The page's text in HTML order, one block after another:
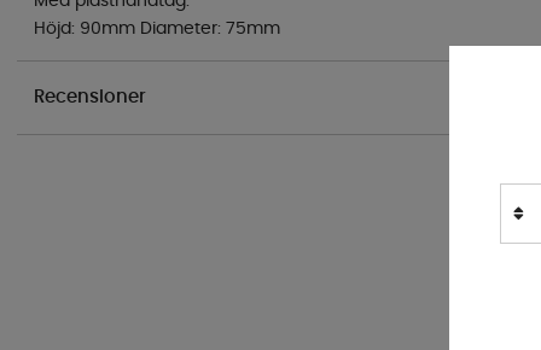
Höjd: 90mm Diameter: 75mm
Recensioner